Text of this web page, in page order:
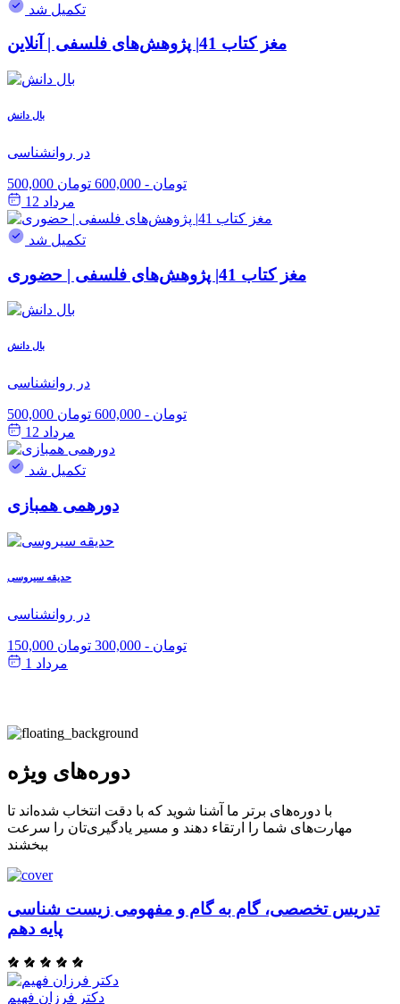
تکمیل شد
مغز کتاب 41| پژوهش‌های فلسفی | آنلاین
بال دانش
در روانشناسی
500,000 تومان - 600,000 تومان
مرداد 12
تکمیل شد
مغز کتاب 41| پژوهش‌های فلسفی | حضوری
بال دانش
در روانشناسی
500,000 تومان - 600,000 تومان
مرداد 12
تکمیل شد
دورهمی همبازی
حدیقه سیروسی
در روانشناسی
150,000 تومان - 300,000 تومان
مرداد 1
دوره‌های ویژه
با دوره‌های برتر ما آشنا شوید که با دقت انتخاب شده‌اند تا
مهارت‌های شما را ارتقاء دهند و مسیر یادگیری‌تان را سرعت
ببخشند
تدریس تخصصی، گام به گام و مفهومی زیست شناسی
پایه دهم
دکتر فرزان فهیم